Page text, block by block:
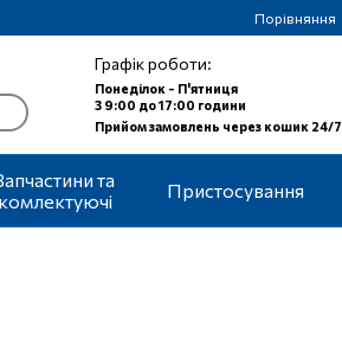
Порівняння
Графік роботи:
Понеділок - П'ятниця
З 9:00 до 17:00 години
Прийом замовлень через кошик 24/7
та
комлектуючі
Пристосування